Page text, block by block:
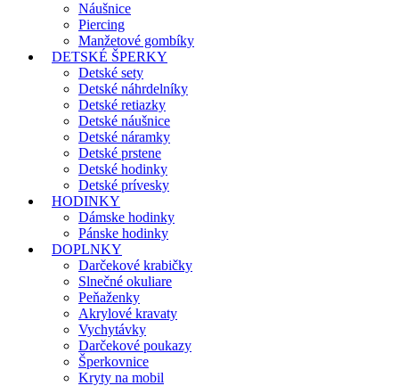
Náušnice
Piercing
Manžetové gombíky
DETSKÉ ŠPERKY
Detské sety
Detské náhrdelníky
Detské retiazky
Detské náušnice
Detské náramky
Detské prstene
Detské hodinky
Detské prívesky
HODINKY
Dámske hodinky
Pánske hodinky
DOPLNKY
Darčekové krabičky
Slnečné okuliare
Peňaženky
Akrylové kravaty
Vychytávky
Darčekové poukazy
Šperkovnice
Kryty na mobil